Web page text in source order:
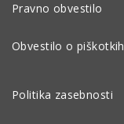
Pravno obvestilo
Obvestilo o piškotkih
Politika zasebnosti